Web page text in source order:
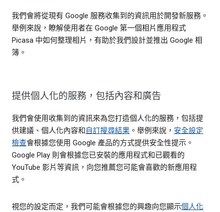
我們會將從現有 Google 服務收集到的資訊用於開發新服務。
舉例來說，瞭解使用者在 Google 第一個相片應用程式
Picasa 中如何整理相片，有助於我們設計並推出 Google 相
簿。
提供個人化的服務，包括內容和廣告
我們會使用收集到的資訊來為您打造個人化的服務，包括提
供建議、個人化內容和自訂搜尋結果 。舉例來說， 安全設定
檢查會根據您使用 Google 產品的方式提供安全性提示。
Google Play 則會根據您已安裝的應用程式和已觀看的
YouTube 影片等資訊，向您推薦您可能會喜歡的新應用程
式。
視您的設定而定，我們可能會根據您的興趣向您顯示個人化